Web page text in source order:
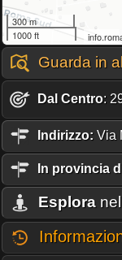
300 m
1000 ft
Guarda in
Dal Centro:
Indirizzo: Via
In provincia
Esplora